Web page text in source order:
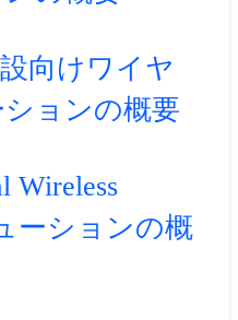
向けワイヤ
ョンの概要
Wireless
ーションの概